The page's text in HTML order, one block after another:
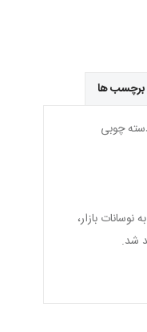
برچسب ها
چوبی
بازار،
شد.